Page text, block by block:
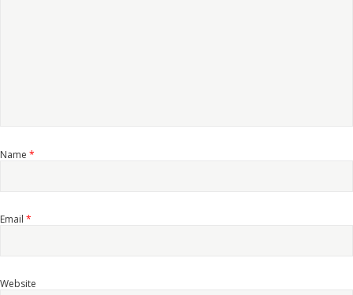
Name *
Email *
Website